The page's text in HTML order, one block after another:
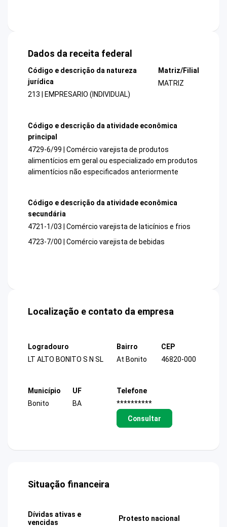
Dados da receita federal
Código e descrição da natureza
jurídica
213 | EMPRESARIO (INDIVIDUAL)
Matriz/Filial
MATRIZ
Código e descrição da atividade econômica
principal
4729-6/99 | Comércio varejista de produtos
alimentícios em geral ou especializado em produtos
alimentícios não especificados anteriormente
Código e descrição da atividade econômica
secundária
4721-1/03 | Comércio varejista de laticínios e frios
4723-7/00 | Comércio varejista de bebidas
Localização e contato da empresa
Logradouro
LT ALTO BONITO S N SL
Bairro
At Bonito
CEP
46820-000
Município
Bonito
UF
BA
Telefone
**********
Consultar
Situação financeira
Dívidas ativas e
vencidas
Protesto nacional